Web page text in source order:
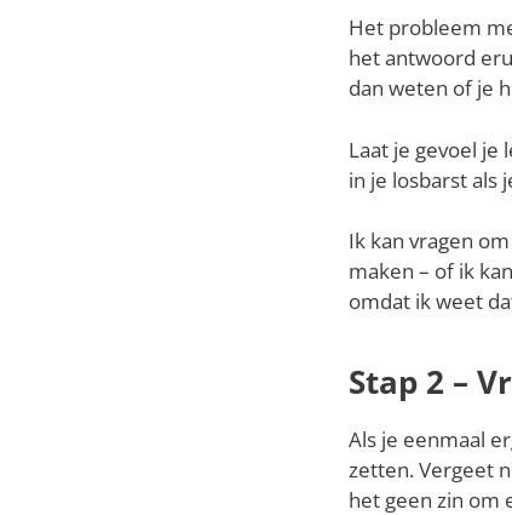
Het probleem
het antwoord
dan weten of je
Laat je gevoel je
in je losbarst als
Ik kan vragen
maken – of ik
omdat ik weet
Stap 2 –
Als je eenmaal
zetten. Vergeet
het geen zin om